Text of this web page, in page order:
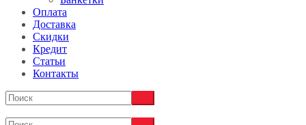
Оплата
Доставка
Скидки
Кредит
Статьи
Контакты